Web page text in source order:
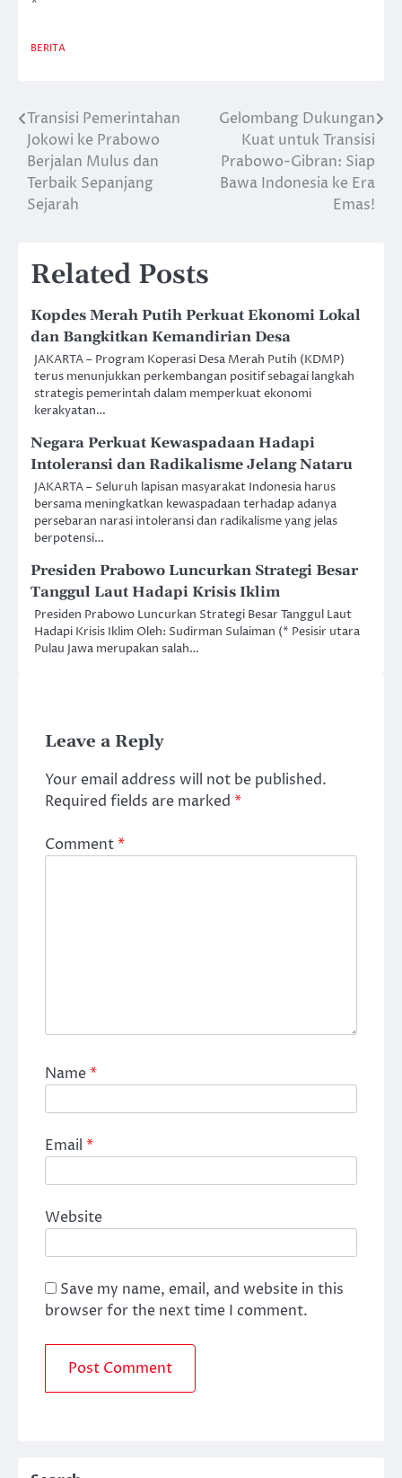
BERITA
Post
navigation
Transisi Pemerintahan
Jokowi ke Prabowo
Berjalan Mulus dan
Terbaik Sepanjang
Sejarah
Gelombang Dukungan
Kuat untuk Transisi
Prabowo-Gibran: Siap
Bawa Indonesia ke Era
Emas!
Related Posts
Kopdes Merah Putih Perkuat Ekonomi Lokal
dan Bangkitkan Kemandirian Desa
JAKARTA – Program Koperasi Desa Merah Putih (KDMP)
terus menunjukkan perkembangan positif sebagai langkah
strategis pemerintah dalam memperkuat ekonomi
kerakyatan…
Negara Perkuat Kewaspadaan Hadapi
Intoleransi dan Radikalisme Jelang Nataru
JAKARTA – Seluruh lapisan masyarakat Indonesia harus
bersama meningkatkan kewaspadaan terhadap adanya
persebaran narasi intoleransi dan radikalisme yang jelas
berpotensi…
Presiden Prabowo Luncurkan Strategi Besar
Tanggul Laut Hadapi Krisis Iklim
Presiden Prabowo Luncurkan Strategi Besar Tanggul Laut
Hadapi Krisis Iklim Oleh: Sudirman Sulaiman (* Pesisir utara
Pulau Jawa merupakan salah…
Leave a Reply
Your email address will not be published.
Required fields are marked *
Comment*
Name*
Email *
Website
Save my name, email, and website in this
browser for the next time I comment.